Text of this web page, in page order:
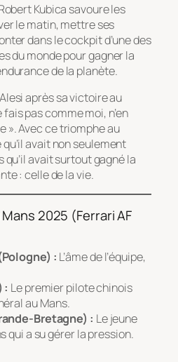
Kubica savoure les
le matin, mettre ses
dans le cockpit d’une des
du monde pour gagner la
de la planète.
après sa victoire au
fais pas comme moi, n’en
». Avec ce triomphe au
avait non seulement
avait surtout gagné la
: celle de la vie.
2025 (Ferrari AF
: L’âme de l’équipe,
: Le premier pilote chinois
au Mans.
Bretagne) : Le jeune
qui a su gérer la pression.